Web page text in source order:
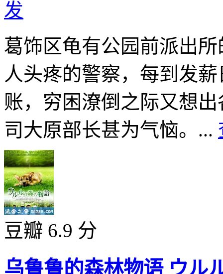
发
葛饰区龟有公园前派出
人头疼的警察，每到发
账，穷困潦倒之际又想
司大原部长甚为气恼。...
豆瓣 6.9 分
乌鲁鲁的森林物语 ウル